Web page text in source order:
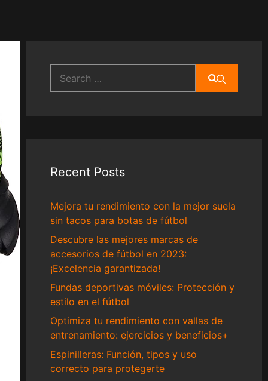
for:
Recent Posts
Mejora tu rendimiento con la mejor suela
sin tacos para botas de fútbol
Descubre las mejores marcas de
accesorios de fútbol en 2023:
¡Excelencia garantizada!
Fundas deportivas móviles: Protección y
estilo en el fútbol
Optimiza tu rendimiento con vallas de
entrenamiento: ejercicios y beneficios+
Espinilleras: Función, tipos y uso
correcto para protegerte